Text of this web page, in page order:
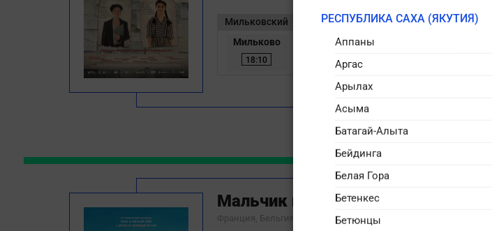
Мильковский
Мильково
18:10
Мальчик и лис
Франция, Бельгия / приключения, семейный
РЕСПУБЛИКА САХА (ЯКУТИЯ)
Аппаны
Аргас
Арылах
Асыма
Батагай-Алыта
Бейдинга
Белая Гора
Бетенкес
Бетюнцы